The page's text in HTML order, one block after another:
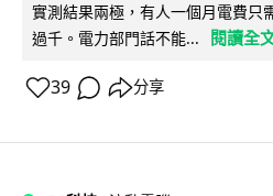
實測結果兩極，有人一個月電費只
過千。電力部門話不能...
閱讀全
39 分享